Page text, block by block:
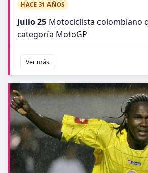
HACE 31 AÑOS
Julio 25 Motociclista colombiano
categoría MotoGP
Ver más